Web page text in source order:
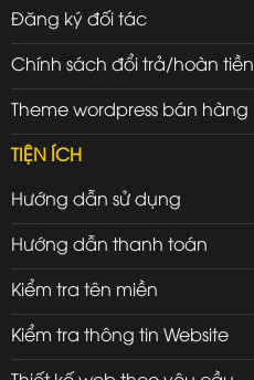
Đăng ký đối tác
Chính sách đổi trả/hoàn tiền
Theme wordpress bán hàng
TIỆN ÍCH
Hướng dẫn sử dụng
Hướng dẫn thanh toán
Kiểm tra tên miền
Kiểm tra thông tin Website